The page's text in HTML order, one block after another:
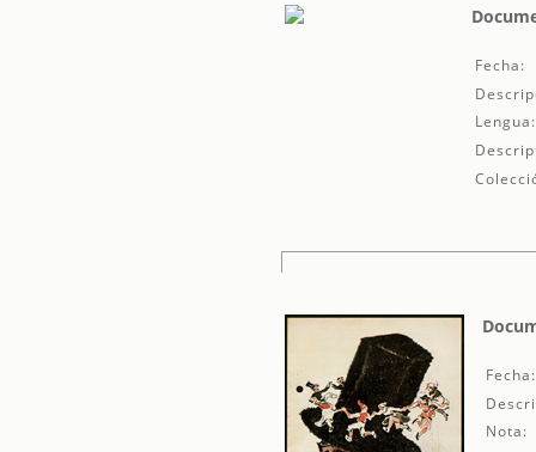
Fecha:
Lengua:
Fecha:
Nota: